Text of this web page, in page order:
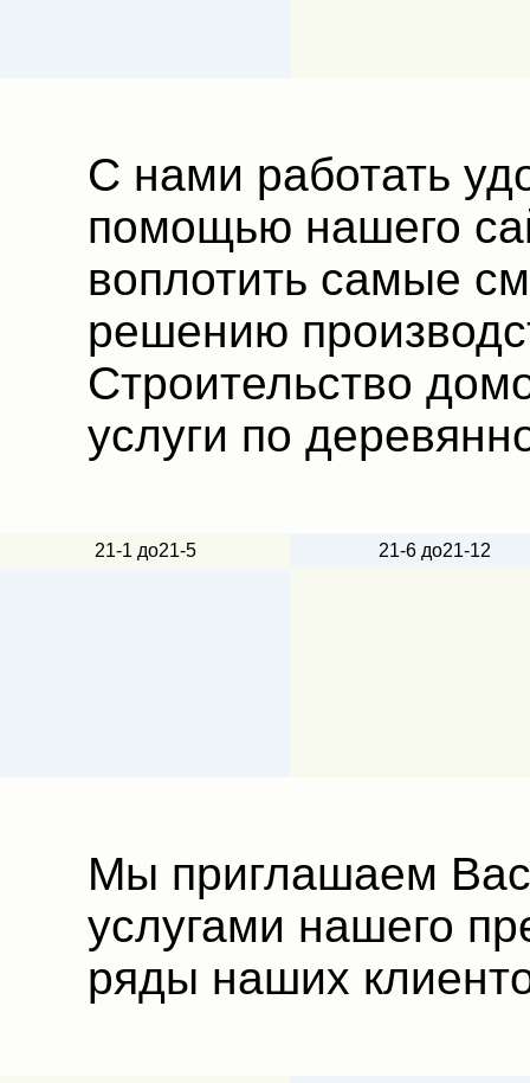
С нами работать
помощью нашего
воплотить самые
решению
Строительство
услуги по
21-1 до21-5 21-6 до21-12
Мы приглашаем Вас
услугами нашего
ряды наших